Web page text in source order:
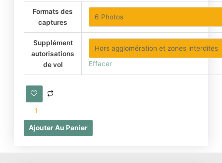
Formats des
captures
Supplément
autorisations
de vol
Effacer
Photographies
vidéos
aériennes
3D
de
bâtiments
et
jardins
Ajouter Au Panier